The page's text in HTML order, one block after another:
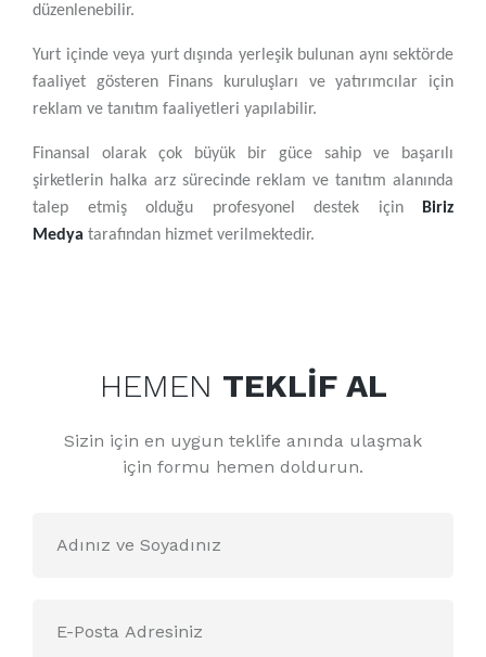
düzenlenebilir.
Yurt içinde veya yurt dışında yerleşik bulunan aynı sektörde
faaliyet gösteren Finans kuruluşları ve yatırımcılar için
reklam ve tanıtım faaliyetleri yapılabilir.
Finansal olarak çok büyük bir güce sahip ve başarılı
şirketlerin halka arz sürecinde reklam ve tanıtım alanında
talep etmiş olduğu profesyonel destek içinBiriz
Medya tarafından hizmet verilmektedir.
HEMEN TEKLİF AL
Sizin için en uygun teklife anında ulaşmak
için formu hemen doldurun.